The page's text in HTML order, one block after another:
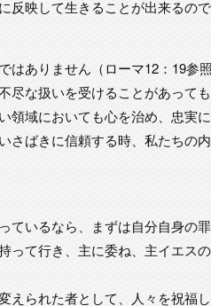
反映して生きることが出来るの
はありません（ローマ12：19参
尽な扱いを受けることがあって
領域においても心を治め、忠実
さばきに信頼する時、私たちの
ているなら、まずは自分自身の
って行き、主に委ね、主イエス
えられた者として、人々を祝福